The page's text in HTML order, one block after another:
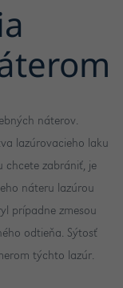
náterov.
lazúrovacieho laku
chcete zabrániť, je
náteru lazúrou
prípadne zmesou
odtieňa. Sýtosť
týchto lazúr.